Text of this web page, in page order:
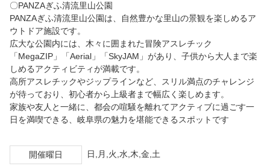
〇PANZAぎふ清流里山公園
PANZAぎふ清流里山公園は、自然豊かな里山の景観を楽しめるア
ウトドア施設です。
広大な公園内には、木々に囲まれた冒険アスレチック
「MegaZIP」「Aerial」「SkyJAM」があり、子供から大人まで楽
しめるアクティビティが満載です。
高所アスレチックやジップラインなど、スリル満点のチャレンジ
が待っており、初心者から上級者まで幅広く楽しめます。
家族や友人と一緒に、都会の喧騒を離れてアクティブに過ごす一
日を満喫できる、岐阜県の魅力を堪能できるスポットです
開催曜日 日,月,火,水,木,金,土